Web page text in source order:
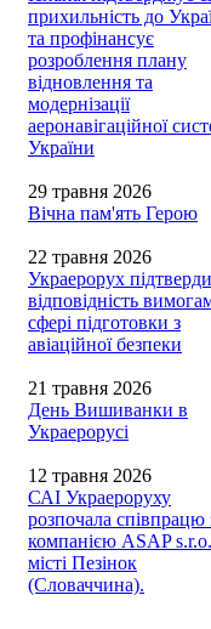
прихильність до
та профінансує
розроблення плану
відновлення та
модернізації
аеронавігаційної
України
29 травня 2026
Вічна пам'ять Герою
22 травня 2026
Украерорух
відповідність
сфері підготовки з
авіаційної безпеки
21 травня 2026
День Вишиванки в
Украерорусі
12 травня 2026
САІ Украероруху
розпочала співпрацю
компанією ASAP
місті Пезінок
(Словаччина).